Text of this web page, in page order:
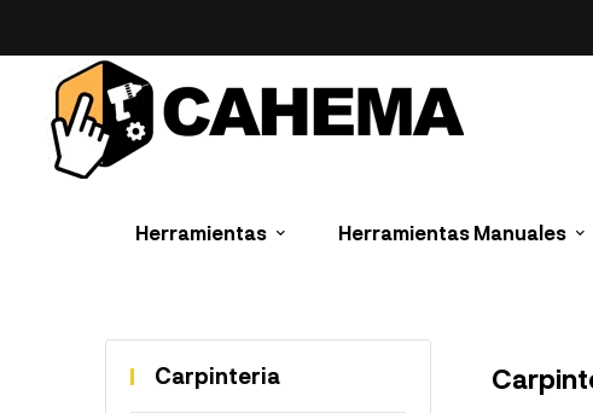
Herramientas Herramientas Manuales
Carpinteria